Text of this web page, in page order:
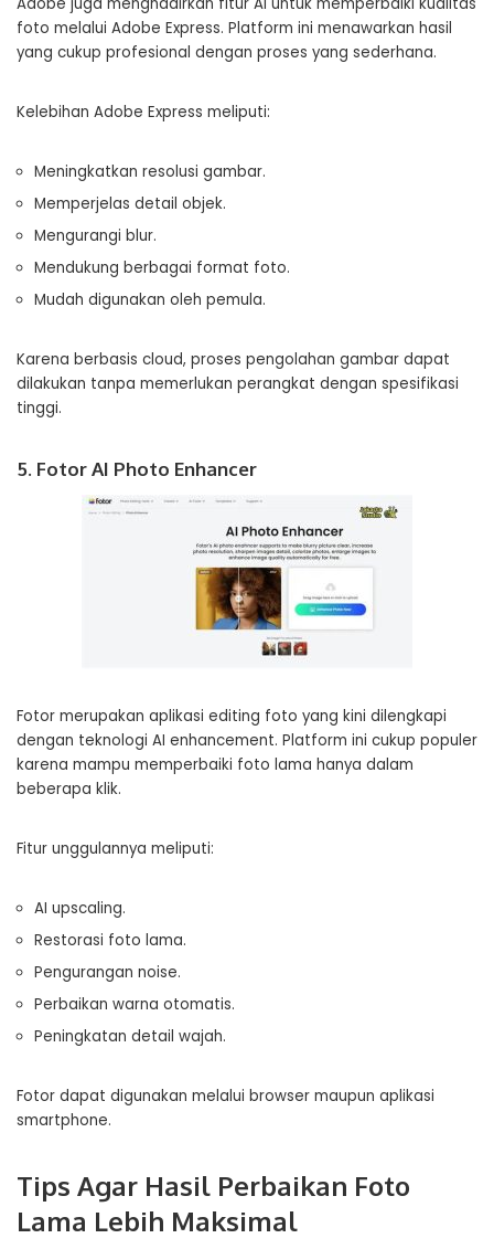
foto melalui Adobe Express. Platform ini menawarkan hasil
yang cukup profesional dengan proses yang sederhana.
Kelebihan Adobe Express meliputi:
Meningkatkan resolusi gambar.
Memperjelas detail objek.
Mengurangi blur.
Mendukung berbagai format foto.
Mudah digunakan oleh pemula.
Karena berbasis cloud, proses pengolahan gambar dapat
dilakukan tanpa memerlukan perangkat dengan spesifikasi
tinggi.
5. Fotor AI Photo Enhancer
Fotor merupakan aplikasi editing foto yang kini dilengkapi
dengan teknologi AI enhancement. Platform ini cukup populer
karena mampu memperbaiki foto lama hanya dalam
beberapa klik.
Fitur unggulannya meliputi:
AI upscaling.
Restorasi foto lama.
Pengurangan noise.
Perbaikan warna otomatis.
Peningkatan detail wajah.
Fotor dapat digunakan melalui browser maupun aplikasi
smartphone.
Tips Agar Hasil Perbaikan Foto
Lama Lebih Maksimal